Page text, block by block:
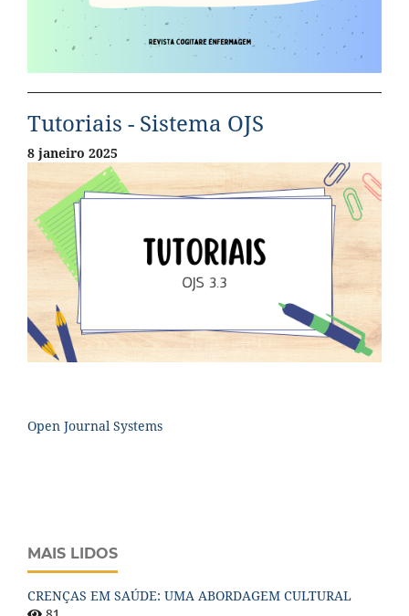
Tutoriais - Sistema OJS
8 janeiro 2025
Open Journal Systems
MAIS LIDOS
CRENÇAS EM SAÚDE: UMA ABORDAGEM CULTURAL